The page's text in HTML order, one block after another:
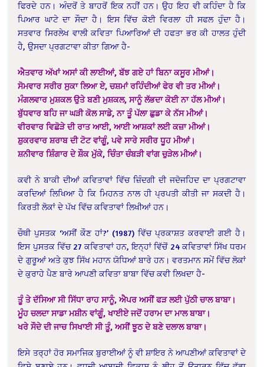
ਫਿਰਦੇ ਹਨ। ਅੰਦਰੋਂ ਤੇ ਬਾਹਰੋਂ ਇਕ ਨਹੀਂ ਹਨ। ਉਹ ਇਹ ਵੀ ਕਹਿੰਦਾ ਹੈ ਕਿ
ਪਿਆਰ ਘਾਟੇ ਦਾ ਸੌਦਾ ਹੈ। ਇਸ ਵਿੱਚ ਕੋਈ ਵਿਰਲਾ ਹੀ ਸਫਲ ਹੁੰਦਾ ਹੈ।
ਸਤਵਾਰ ਸਿਰਲੇਖ ਵਾਲੀ ਕਵਿਤਾ ਪਿਆਰਿਆਂ ਦੀ ਹਫਤਾ ਭਰ ਕੀ ਹਾਲਤ ਹੁੰਦੀ
ਹੈ, ਉਸਦਾ ਪ੍ਰਗਟਾਵਾ ਕੀਤਾ ਗਿਆ ਹੈ-
ਐਤਵਾਰ ਅੱਖਾਂ ਅਸਾਂ ਕੀ ਲਾਈਆਂ, ਬੱਝ ਗਏ ਹਾਂ ਬਿਨਾ ਕਸੂਰ ਮੀਆਂ।
ਸੋਮਵਾਰ ਸਰੀਰ ਸੁਕਾ ਲਿਆ ਏ, ਚਸ਼ਮਾਂ ਰਹਿੰਦੀਆਂ ਫੇਰ ਵੀ ਤਰ ਮੀਆਂ।
ਮੰਗਲਵਾਰ ਮੁਸ਼ਕਲ ਉਤੇ ਬਣੀ ਮੁਸ਼ਕਲ, ਸਾਨੂੰ ਲੱਭਦਾ ਕੋਈ ਨਾ ਹੱਲ ਮੀਆਂ।
ਬੁੱਧਵਾਰ ਬਹਿ ਜਾ ਘੜੀ ਕੋਲ ਸਾਡੇ, ਨਾ ਤੂੰ ਪੱਲਾ ਛੁਡਾ ਕੇ ਨੱਸ ਮੀਆਂ।
ਵੀਰਵਾਰ ਵਿਛੋੜੇ ਦੀ ਰਾਤ ਆਈ, ਆਈ ਆਸ਼ਕਾਂ ਲਈ ਕਜ਼ਾ ਮੀਆਂ।
ਸ਼ੁਕਰਵਾਰ ਸ਼ਰਾਬ ਦੀ ਟੋਟ ਵਾਂਗੂੰ, ਪਵੇ ਸਾਰੇ ਸਰੀਰ ਧੂਹ ਮੀਆਂ।
ਸ਼ਨੀਵਾਰ ਸ਼ਿੰਗਾਰ ਦੇ ਸ਼ੌਕ ਮੁੱਕੇ, ਚਿੰਤਾ ਚੰਬੜੀ ਵਾਂਗ ਚੁੜੇਲ ਮੀਆਂ।
ਕਵੀ ਨੇ ਬਾਕੀ ਦੀਆਂ ਕਵਿਤਾਵਾਂ ਵਿੱਚ ਜ਼ਿੰਦਗੀ ਦੀ ਜਦੋਜਹਿਦ ਦਾ ਪ੍ਰਗਟਾਵਾ
ਕਰਦਿਆਂ ਲਿਖਿਆ ਹੈ ਕਿ ਮਿਹਨਤ ਨਾਲ ਹੀ ਪ੍ਰਪਤੀ ਕੀਤੀ ਜਾ ਸਕਦੀ ਹੈ।
ਕਿਰਤੀ ਲੋਕਾਂ ਦੇ ਪੱਖ ਵਿੱਚ ਕਵਿਤਾਵਾਂ ਲਿਖੀਆਂ ਹਨ।
ਚੌਥੀ ਪੁਸਤਕ ‘ਅਸੀਂ ਕੌਣ ਹਾਂ?’ (1987) ਵਿੱਚ ਪ੍ਰਕਾਸ਼ਤ ਕਰਵਾਈ ਗਈ ਹੈ।
ਇਸ ਪੁਸਤਕ ਵਿੱਚ 27 ਕਵਿਤਾਵਾਂ ਹਨ, ਇਨ੍ਹਾਂ ਵਿੱਚੋਂ 24 ਕਵਿਤਾਵਾਂ ਸਿੱਖ ਧਰਮ
ਦੇ ਗੁਰੂਆਂ ਅਤੇ ਕੁਝ ਸਿੱਖ ਮਹਾਨ ਯੋਧਿਆਂ ਬਾਰੇ ਹਨ। ਵਰਤਮਾਨ ਸਮੇਂ ਵਿੱਚ ਲੋਕਾਂ
ਦੇ ਕੁਰਾਹੇ ਪੈਣ ਬਾਰੇ ਆਪਣੀ ਕਵਿਤਾ ਬਾਬਾ ਵਿੱਚ ਕਵੀ ਲਿਖਦਾ ਹੈ-
ਤੂੰ ਤੇ ਦੱਸਿਆ ਸੀ ਸਿੱਧਾ ਰਾਹ ਸਾਨੂੰ, ਐਪਰ ਅਸੀਂ ਫੜ ਲਈ ਪੁੱਠੀ ਚਾਲ ਬਾਬਾ।
ਮੂੰਹ ਚਲਦਾ ਸਾਡਾ ਮਸ਼ੀਨ ਵਾਂਗੂੰ, ਖਾਈਏ ਜਦੋਂ ਹਰਾਮ ਦਾ ਮਾਲ ਬਾਬਾ।
ਖਰੇ ਸੌਦੇ ਦੀ ਜਾਚ ਸਿਖਾਈ ਸੀ ਤੂੰ, ਅਸੀਂ ਝੂਠ ਦੇ ਬਣੇ ਦਲਾਲ ਬਾਬਾ।
ਇਸੇ ਤਰ੍ਹਾਂ ਹੋਰ ਸਮਾਜਿਕ ਬੁਰਾਈਆਂ ਨੂੰ ਵੀ ਸ਼ਾਇਰ ਨੇ ਆਪਣੀਆਂ ਕਵਿਤਾਵਾਂ ਦੇ